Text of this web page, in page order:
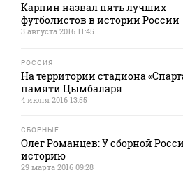
Карпин назвал пять лучших
футболистов в истории России
3 августа 2016 11:45
РОССИЯ
На территории стадиона
памяти Цымбаларя
4 июня 2016 13:55
СБОРНЫЕ
Олег Романцев: У сборной
историю
29 марта 2016 09:28